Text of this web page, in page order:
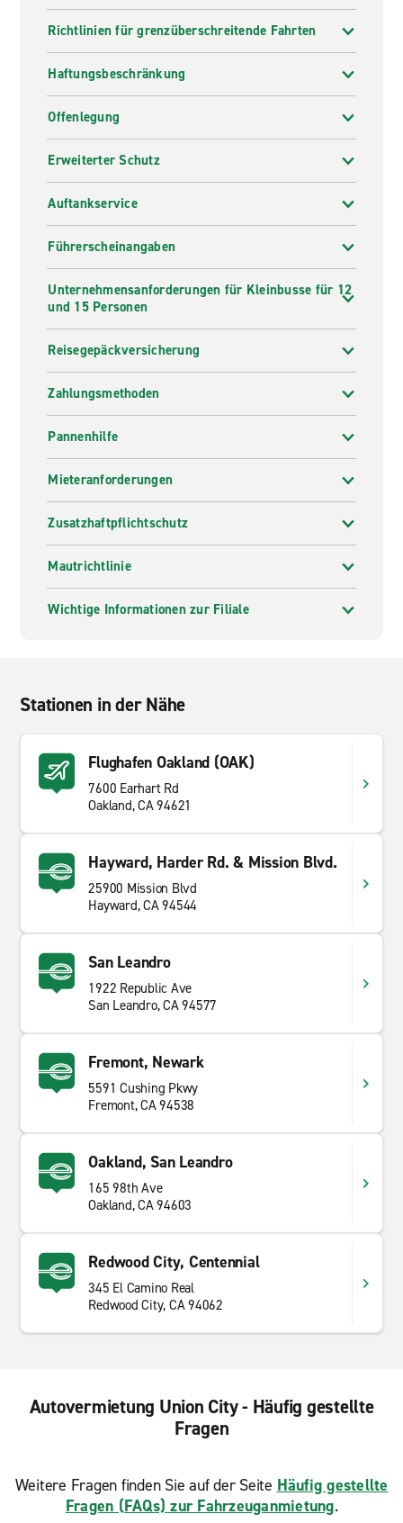
Richtlinien für grenzüberschreitende Fahrten
Haftungsbeschränkung
Offenlegung
Erweiterter Schutz
Auftankservice
Führerscheinangaben
Unternehmensanforderungen für Kleinbusse für 12
und 15 Personen
Reisegepäckversicherung
Zahlungsmethoden
Pannenhilfe
Mieteranforderungen
Zusatzhaftpflichtschutz
Mautrichtlinie
Wichtige Informationen zur Filiale
Stationen in der Nähe
Flughafen Oakland (OAK)
7600 Earhart Rd
Oakland, CA 94621
Hayward, Harder Rd. & Mission Blvd.
25900 Mission Blvd
Hayward, CA 94544
San Leandro
1922 Republic Ave
San Leandro, CA 94577
Fremont, Newark
5591 Cushing Pkwy
Fremont, CA 94538
Oakland, San Leandro
165 98th Ave
Oakland, CA 94603
Redwood City, Centennial
345 El Camino Real
Redwood City, CA 94062
Autovermietung Union City - Häufig gestellte
Fragen
Weitere Fragen finden Sie auf der Seite Häufig gestellte
Fragen (FAQs) zur Fahrzeuganmietung.